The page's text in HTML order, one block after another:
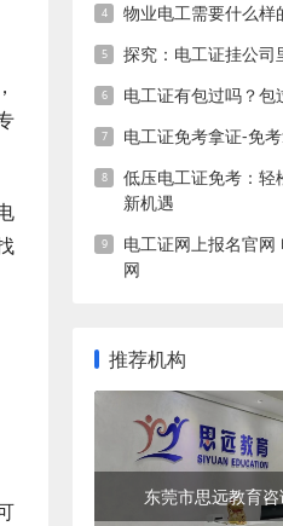
物业电工需要什么样
探究：电工证挂公司
电工证有包过吗？包
电工证免考拿证-免
低压电工证免考：轻
新机遇
电工证网上报名官网
网
推荐机构
东莞市思远教育